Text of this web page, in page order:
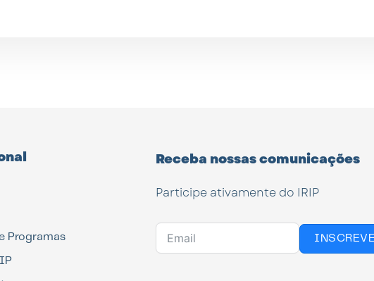
Programas
Receba nossas comunicações
Participe ativamente do IRIP